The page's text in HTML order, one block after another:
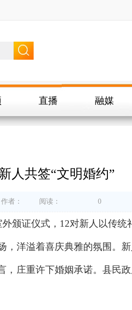
直播 融媒
人共签“文明婚约”
作者： 阅读： 0
证仪式，12对新人以传统
洋溢着喜庆典雅的氛围。
庄重许下婚姻承诺。县民